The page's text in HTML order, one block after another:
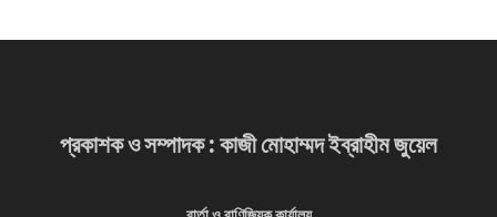
প্রকাশক ও সম্পাদক : কাজী মোহাম্মদ ইব্রাহীম জুয়েল